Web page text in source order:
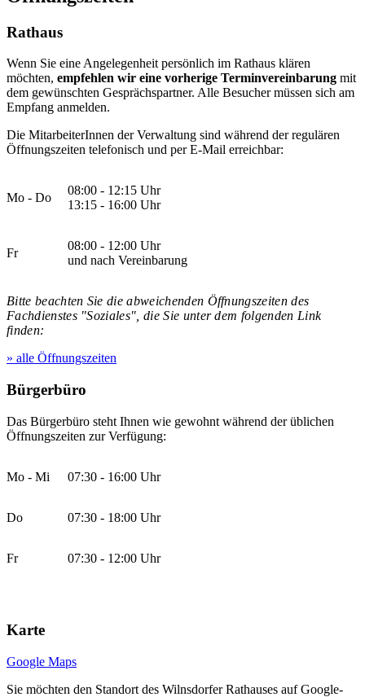
Rathaus
Wenn Sie eine Angelegenheit persönlich im Rathaus klären
möchten, empfehlen wir eine vorherige Terminvereinbarung mit
dem gewünschten Gesprächspartner. Alle Besucher müssen sich am
Empfang anmelden.
Die MitarbeiterInnen der Verwaltung sind während der regulären
Öffnungszeiten telefonisch und per E-Mail erreichbar:
Mo - Do
08:00 - 12:15 Uhr
13:15 - 16:00 Uhr
Fr
08:00 - 12:00 Uhr
und nach Vereinbarung
Bitte beachten Sie die abweichenden Öffnungszeiten des
Fachdienstes "Soziales", die Sie unter dem folgenden Link
finden:
» alle Öffnungszeiten
Bürgerbüro
Das Bürgerbüro steht Ihnen wie gewohnt während der üblichen
Öffnungszeiten zur Verfügung:
Mo - Mi 07:30 - 16:00 Uhr
Do 07:30 - 18:00 Uhr
Fr 07:30 - 12:00 Uhr
Karte
Google Maps
Sie möchten den Standort des Wilnsdorfer Rathauses auf Google-